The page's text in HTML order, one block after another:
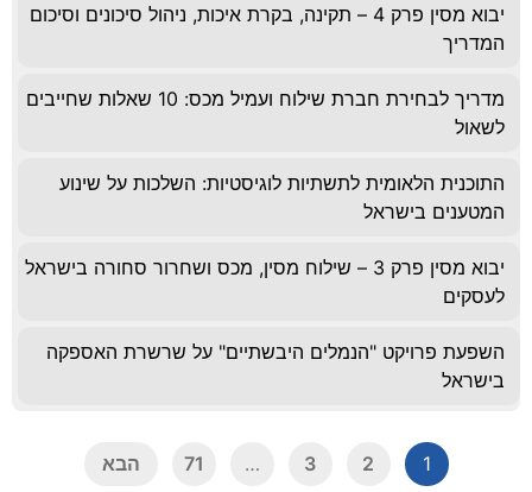
יבוא מסין פרק 4 – תקינה, בקרת איכות, ניהול סיכונים וסיכום
המדריך
מדריך לבחירת חברת שילוח ועמיל מכס: 10 שאלות שחייבים
לשאול
התוכנית הלאומית לתשתיות לוגיסטיות: השלכות על שינוע
המטענים בישראל
יבוא מסין פרק 3 – שילוח מסין, מכס ושחרור סחורה בישראל
לעסקים
השפעת פרויקט "הנמלים היבשתיים" על שרשרת האספקה
בישראל
1
2
3
…
71 הבא